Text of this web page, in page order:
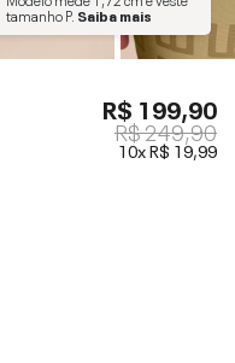
tamanhoP. Saiba mais
R$ 199,90
R$ 249,90
10xR$ 19,99